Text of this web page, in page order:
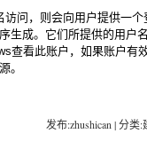
访问，则会向用户提供一
生成。它们所提供的用户
查看此账户，如果账户有
。
发布:zhushican | 分类